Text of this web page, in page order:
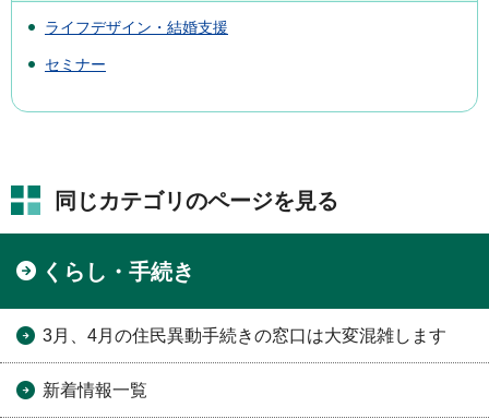
ライフデザイン・結婚支援
セミナー
同じカテゴリのページを見る
くらし・手続き
3月、4月の住民異動手続きの窓口は大変混雑します
新着情報一覧